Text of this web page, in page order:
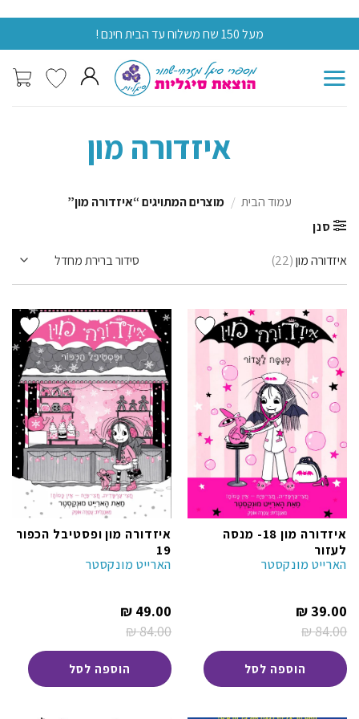
Skip
מעל 150 שח משלוח עד הבית חינם !
איזדורה מון
עמוד הבית / מוצרים המתויגים “איזדורה מון”
סנן
איזדורה מון(22)
איזדורה מון 18- מנסה
לעזור
הארייט מונקסטר
84.00
₪המחיר
המקורי
39.00
₪המחיר
הנוכחי
הוא:
39.00 ₪.
הוספה לסל
איזדורה מון ופסטיבל הכפור
19
הארייט מונקסטר
84.00
₪המחיר
המקורי
49.00
₪המחיר
הנוכחי
הוא:
49.00 ₪.
הוספה לסל